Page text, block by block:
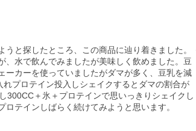
と探したところ、この商品に辿り着きました。
水で飲んでみましたが美味しく飲めました。豆
ーカーを使っていましたがダマが多く、豆乳を減
プロテイン投入しシェイクするとダマの割合が
300CC＋氷＋プロテインで思いっきりシェイクし
テインしばらく続けてみようと思います。